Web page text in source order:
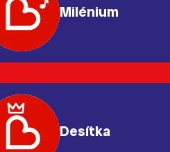
Milénium
Desítka